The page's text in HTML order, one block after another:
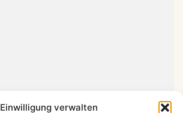
Einwilligung verwalten